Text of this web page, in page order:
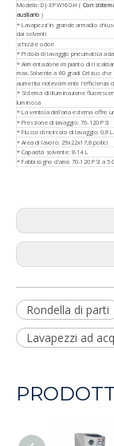
Modello: DJ-EPW160-H ( Con
ausiliario )
* Lavapezzi in grande armadio
dai solventi
schizzi e odori
* Pistola di lavaggio pneumatica
* Alimentazione impianto di
max.Solvente a 60 gradi Celsius che
aumenta notevolmente l'efficienza
* Sistema di illuminazione
luminosa
* La ventola dell'aria esterna offre
* Pressione di lavaggio: 70-120 PSI
* Flusso di ricircolo di lavaggio: 0,8
* Area di lavoro: 29x22x17,8 pollici
* Capacità solvente: 8-14 L
* Fabbisogno d'aria: 70-120 PSI a 5
Rondella di parti
Lavapezzi ad